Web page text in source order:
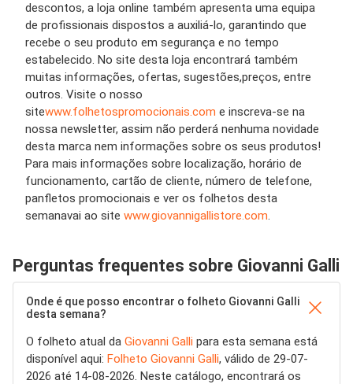
descontos, a loja online também apresenta uma equipa
de profissionais dispostos a auxiliá-lo, garantindo que
recebe o seu produto em segurança e no tempo
estabelecido. No site desta loja encontrará também
muitas informações, ofertas, sugestões,preços, entre
outros. Visite o nosso
sitewww.folhetospromocionais.com e inscreva-se na
nossa newsletter, assim não perderá nenhuma novidade
desta marca nem informações sobre os seus produtos!
Para mais informações sobre localização, horário de
funcionamento, cartão de cliente, número de telefone,
panfletos promocionais e ver os folhetos desta
semanavai ao site www.giovannigallistore.com.
Perguntas frequentes sobre Giovanni Galli
Onde é que posso encontrar o folheto Giovanni Galli
desta semana?
O folheto atual da Giovanni Galli para esta semana está
disponível aqui: Folheto Giovanni Galli, válido de 29-07-
2026 até 14-08-2026. Neste catálogo, encontrará os